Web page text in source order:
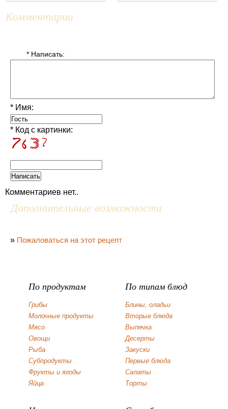
Комментарии
* Написать:
* Имя:
* Код с картинки:
Комментариев нет..
Дополнительные возможности
» Пожаловаться на этот рецепт
По продуктам
Грибы
Молочные продукты
Мясо
Овощи
Рыба
Субпродукты
Фрукты и ягоды
Яйца
По типам блюд
Блины, оладьи
Вторые блюда
Выпечка
Десерты
Закуски
Первые блюда
Салаты
Торты